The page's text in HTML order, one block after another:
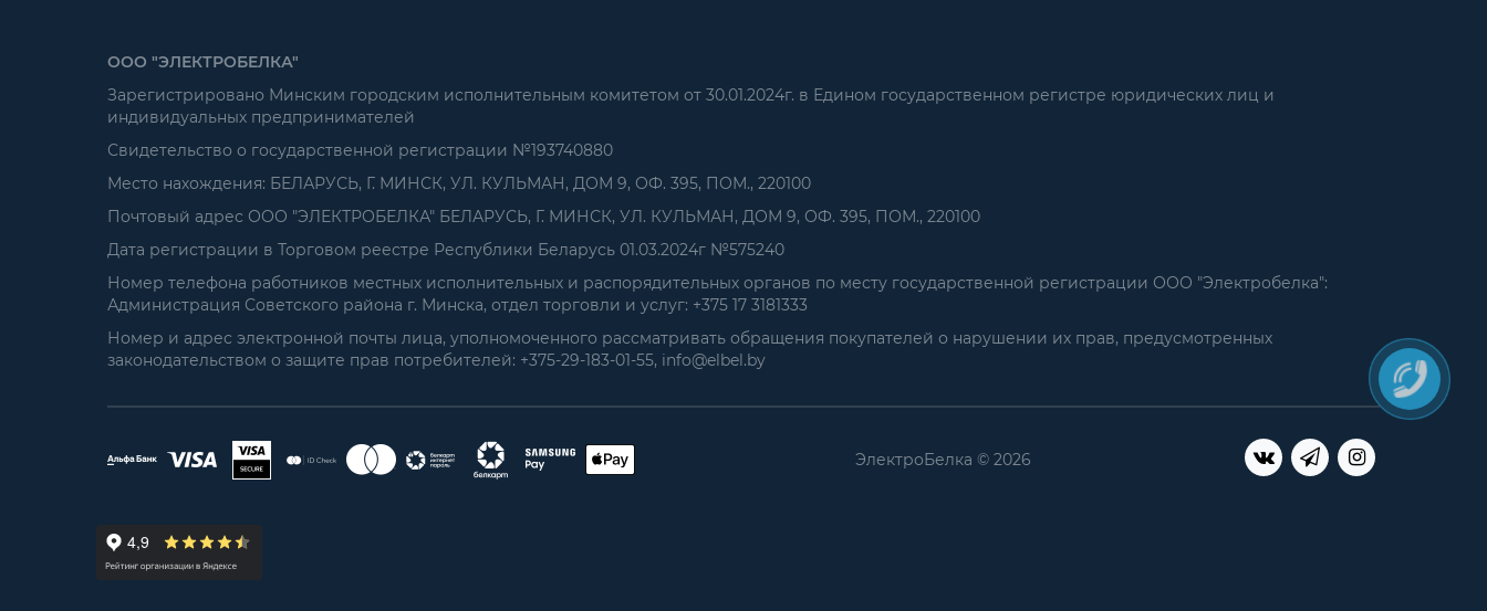
ООО "ЭЛЕКТРОБЕЛКА"
Зарегистрировано Минским городским исполнительным комитетом от 30.01.2024г. в Едином государственном регистре юридических лиц и
индивидуальных предпринимателей
Свидетельство о государственной регистрации №193740880
Место нахождения: БЕЛАРУСЬ, Г. МИНСК, УЛ. КУЛЬМАН, ДОМ 9, ОФ. 395, ПОМ., 220100
Почтовый адрес ООО "ЭЛЕКТРОБЕЛКА" БЕЛАРУСЬ, Г. МИНСК, УЛ. КУЛЬМАН, ДОМ 9, ОФ. 395, ПОМ., 220100
Дата регистрации в Торговом реестре Республики Беларусь 01.03.2024г №575240
Номер телефона работников местных исполнительных и распорядительных органов по месту государственной регистрации ООО "Электробелка":
Администрация Советского района г. Минска, отдел торговли и услуг: +375 17 3181333
Номер и адрес электронной почты лица, уполномоченного рассматривать обращения покупателей о нарушении их прав, предусмотренных
законодательством о защите прав потребителей: +375-29-183-01-55, info@elbel.by
ЭлектроБелка © 2026